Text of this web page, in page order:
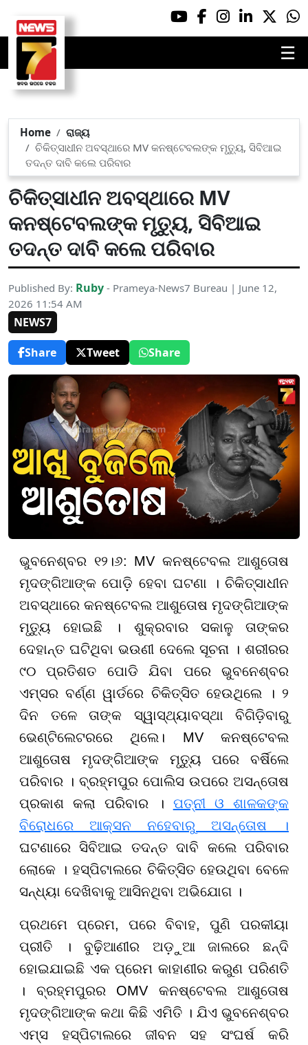
☰
Home
ରାଜ୍ୟ
ଚିକିତ୍ସାଧୀନ ଅବସ୍ଥାରେ MV କନଷ୍ଟେବଲଙ୍କ ମୃତ୍ୟୁ, ସିବିଆଇ
ତଦନ୍ତ ଦାବି କଲେ ପରିବାର
ଚିକିତ୍ସାଧୀନ ଅବସ୍ଥାରେ MV
କନଷ୍ଟେବଲଙ୍କ ମୃତ୍ୟୁ, ସିବିଆଇ
ତଦନ୍ତ ଦାବି କଲେ ପରିବାର
Published By: Ruby - Prameya-News7 Bureau | June 12,
2026 11:54 AM
NEWS7
Share
Tweet Share
ଭୁବନେଶ୍ବର ୧୨।୬: MV କନଷ୍ଟେବଲ ଆଶୁତୋଷ
ମୃଦଙ୍ଗିଆଙ୍କ ପୋଡ଼ି ହେବା ଘଟଣା । ଚିକିତ୍ସାଧୀନ
ଅବସ୍ଥାରେ କନଷ୍ଟେବଲ ଆଶୁତୋଷ ମୃଦଙ୍ଗିଆଙ୍କ
ମୃତ୍ୟୁ ହୋଇଛି । ଶୁକ୍ରବାର ସକାଳୁ ତାଙ୍କର
ଦେହାନ୍ତ ଘଟିଥିବା ଭଉଣୀ ଦେଲେ ସୂଚନା । ଶରୀରର
୯୦ ପ୍ରତିଶତ ପୋଡି ଯିବା ପରେ ଭୁବନେଶ୍ବର
ଏମ୍ସର ବର୍ଣ୍ଣ ୱାର୍ଡରେ ଚିକିତ୍ସିତ ହେଉଥିଲେ । ୨
ଦିନ ତଳେ ତାଙ୍କ ସ୍ୱାସ୍ଥ୍ୟାବସ୍ଥା ବିଗିଡ଼ିବାରୁ
ଭେଣ୍ଟିଲେଟରରେ ଥିଲେ। MV କନଷ୍ଟେବଲ
ଆଶୁତୋଷ ମୃଦଙ୍ଗିଆଙ୍କ ମୃତ୍ୟୁ ପରେ ବର୍ଷିଲେ
ପରିବାର । ବ୍ରହ୍ମପୁର ପୋଲିସ ଉପରେ ଅସନ୍ତୋଷ
ପ୍ରକାଶ କଲା ପରିବାର । ପତ୍ନୀ ଓ ଶାଳକଙ୍କ
ବିରୋଧରେ ଆକ୍ସନ ନହେବାରୁ ଅସନ୍ତୋଷ ।
ଘଟଣାରେ ସିବିଆଇ ତଦନ୍ତ ଦାବି କଲେ ପରିବାର
ଲୋକେ । ହସ୍ପିଟାଲରେ ଚିକିତ୍ସିତ ହେଉଥିବା ବେଳେ
ସନ୍ଧ୍ୟା ଦେଖିବାକୁ ଆସିନଥିବା ଅଭିଯୋଗ ।
ପ୍ରଥମେ ପ୍ରେମ, ପରେ ବିବାହ, ପୁଣି ପରକୀୟା
ପ୍ରୀତି । ବୁଢ଼ିଆଣୀର ଅଡ଼ୁଆ ଜାଲରେ ଛନ୍ଦି
ହୋଇଯାଇଛି ଏକ ପ୍ରେମ କାହାଣୀର କରୁଣ ପରିଣତି
। ବ୍ରହ୍ମପୁରର OMV କନଷ୍ଟେବଲ ଆଶୁତୋଷ
ମୃଦଙ୍ଗିଆଙ୍କ କଥା କିଛି ଏମିତି । ଯିଏ ଭୁବନେଶ୍ବର
ଏମ୍ସ ହସ୍ପିଟାଲରେ ଜୀବନ ସହ ସଂଘର୍ଷ କରି